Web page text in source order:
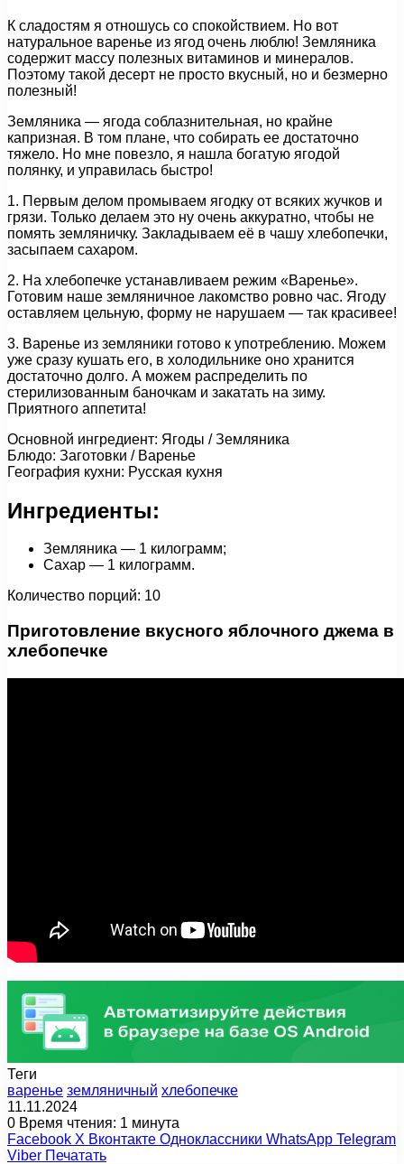
К сладостям я отношусь со спокойствием. Но вот
натуральное варенье из ягод очень люблю! Земляника
содержит массу полезных витаминов и минералов.
Поэтому такой десерт не просто вкусный, но и безмерно
полезный!
Земляника — ягода соблазнительная, но крайне
капризная. В том плане, что собирать ее достаточно
тяжело. Но мне повезло, я нашла богатую ягодой
полянку, и управилась быстро!
1. Первым делом промываем ягодку от всяких жучков и
грязи. Только делаем это ну очень аккуратно, чтобы не
помять земляничку. Закладываем её в чашу хлебопечки,
засыпаем сахаром.
2. На хлебопечке устанавливаем режим «Варенье».
Готовим наше земляничное лакомство ровно час. Ягоду
оставляем цельную, форму не нарушаем — так красивее!
3. Варенье из земляники готово к употреблению. Можем
уже сразу кушать его, в холодильнике оно хранится
достаточно долго. А можем распределить по
стерилизованным баночкам и закатать на зиму.
Приятного аппетита!
Основной ингредиент: Ягоды / Земляника
Блюдо: Заготовки / Варенье
География кухни: Русская кухня
Ингредиенты:
Земляника — 1 килограмм;
Сахар — 1 килограмм.
Количество порций: 10
Приготовление вкусного яблочного джема в
хлебопечке
Теги
варенье земляничный хлебопечке
11.11.2024
0 Время чтения: 1 минута
Facebook X Вконтакте Одноклассники WhatsApp Telegram
Viber Печатать